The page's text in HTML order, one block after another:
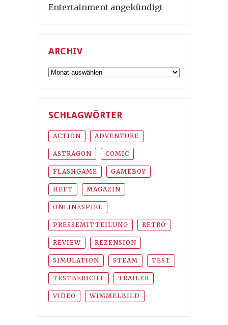
Entertainment angekündigt
ARCHIV
Archiv
SCHLAGWÖRTER
ACTION ADVENTURE
ASTRAGON COMIC
FLASHGAME GAMEBOY
HEFT MAGAZIN
ONLINESPIEL
PRESSEMITTEILUNG RETRO
REVIEW REZENSION
SIMULATION STEAM TEST
TESTBERICHT TRAILER
VIDEO WIMMELBILD